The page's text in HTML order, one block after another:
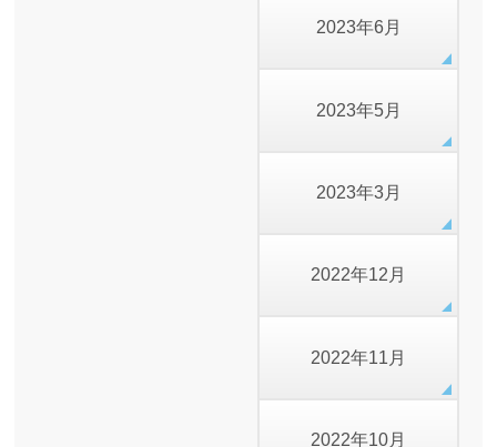
2023年6月
2023年5月
2023年3月
2022年12月
2022年11月
2022年10月